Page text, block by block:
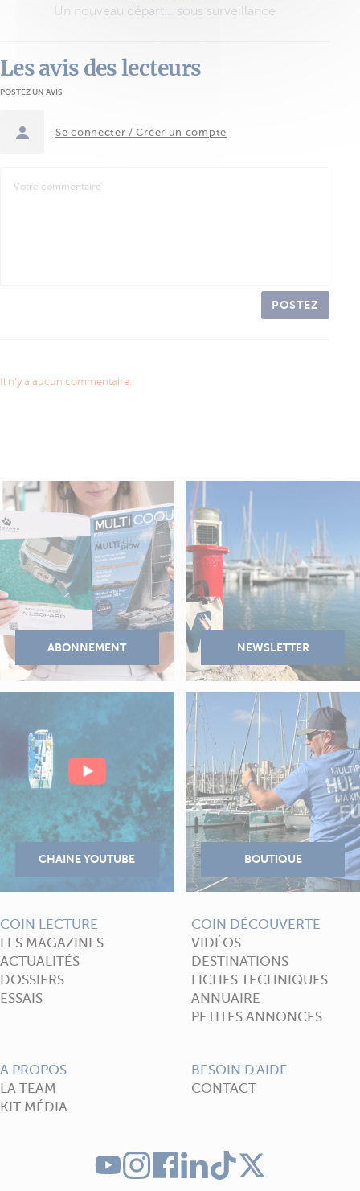
Un nouveau départ... sous surveillance
Les avis des lecteurs
POSTEZ UN AVIS
Se connecter / Créer un compte
POSTEZ
Il n'y a aucun commentaire.
COIN LECTURE
LES MAGAZINES
ACTUALITÉS
DOSSIERS
ESSAIS
COIN DÉCOUVERTE
VIDÉOS
DESTINATIONS
FICHES TECHNIQUES
ANNUAIRE
PETITES ANNONCES
A PROPOS
LA TEAM
KIT MÉDIA
BESOIN D'AIDE
CONTACT